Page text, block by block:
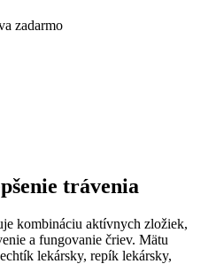
zadarmo
trávenia
kombináciu aktívnych zložiek,
a fungovanie čriev. Mätu
lekársky, repík lekársky,